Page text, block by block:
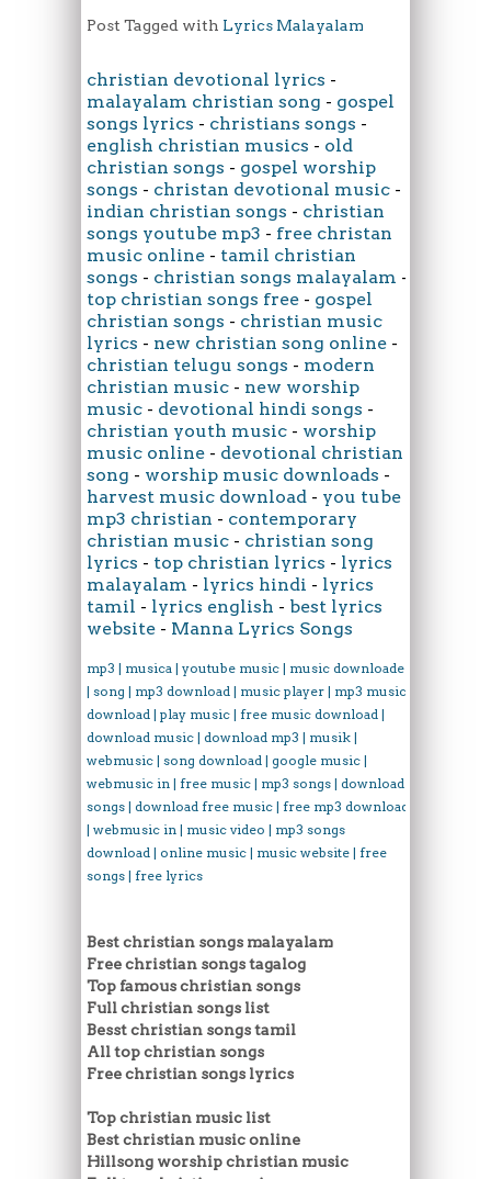
Post Tagged with Lyrics Malayalam
christian devotional lyrics -
malayalam christian song - gospel
songs lyrics - christians songs -
english christian musics - old
christian songs - gospel worship
songs - christan devotional music -
indian christian songs - christian
songs youtube mp3 - free christan
music online - tamil christian
songs - christian songs malayalam -
top christian songs free - gospel
christian songs - christian music
lyrics - new christian song online -
christian telugu songs - modern
christian music - new worship
music - devotional hindi songs -
christian youth music - worship
music online - devotional christian
song - worship music downloads -
harvest music download - you tube
mp3 christian - contemporary
christian music - christian song
lyrics - top christian lyrics - lyrics
malayalam - lyrics hindi - lyrics
tamil - lyrics english - best lyrics
website - Manna Lyrics Songs
mp3 | musica | youtube music | music downloader
| song | mp3 download | music player | mp3 music
download | play music | free music download |
download music | download mp3 | musik |
webmusic | song download | google music |
webmusic in | free music | mp3 songs | download
songs | download free music | free mp3 download
| webmusic in | music video | mp3 songs
download | online music | music website | free
songs | free lyrics
Best christian songs malayalam
Free christian songs tagalog
Top famous christian songs
Full christian songs list
Besst christian songs tamil
All top christian songs
Free christian songs lyrics
Top christian music list
Best christian music online
Hillsong worship christian music